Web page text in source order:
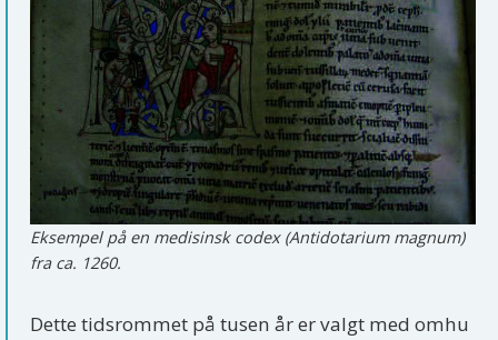
Eksempel på en medisinsk codex (Antidotarium magnum)
fra ca. 1260.
Dette tidsrommet på tusen år er valgt med omhu